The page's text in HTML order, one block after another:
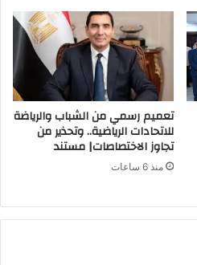
تعميم رسمي من الشباب والرياضة
للاتحادات الرياضية.. وتحذير من
تجاوز الاختصاصات| مستند
منذ 6 ساعات